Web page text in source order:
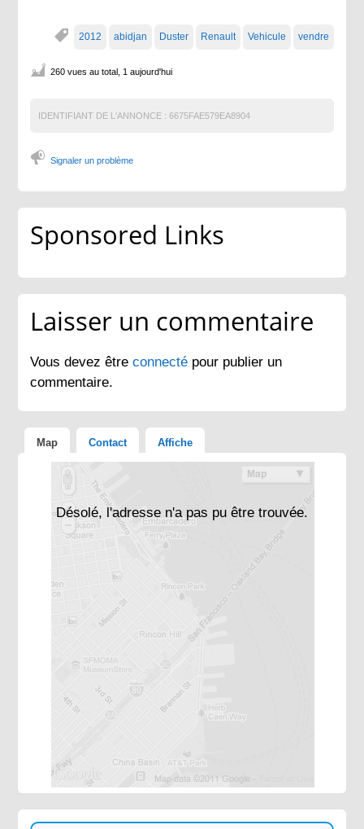
2012 abidjan Duster Renault Vehicule vendre
260 vues au total, 1 aujourd'hui
IDENTIFIANT DE L'ANNONCE : 6675FAE579EA8904
Signaler un problème
Sponsored Links
Laisser un commentaire
Vous devez êtreconnecté pour publier un
commentaire.
Map Contact Affiche
Désolé, l'adresse n'a pas pu être trouvée.